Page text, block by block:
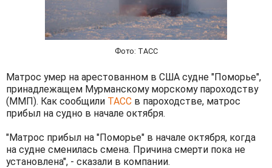
Фото: ТАСС
Матрос умер на арестованном в США судне "Поморье",
принадлежащем Мурманскому морскому пароходству
(ММП). Как сообщили ТАСС в пароходстве, матрос
прибыл на судно в начале октября.
"Матрос прибыл на "Поморье" в начале октября, когда
на судне сменилась смена. Причина смерти пока не
установлена", - сказали в компании.